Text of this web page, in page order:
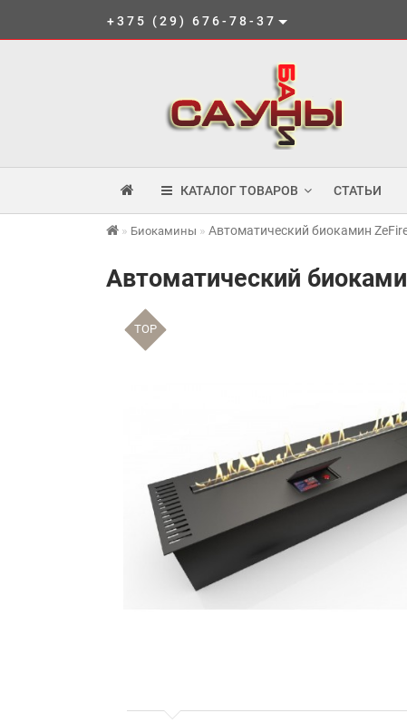
+375 (29) 676-78-37
КАТАЛОГ ТОВАРОВ СТАТЬИ
Биокамины Автоматический биокамин
Автоматический
TOP